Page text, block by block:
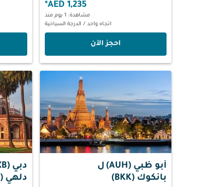
1,235 AED
*
مشاهدة: 1 يوم منذ
اتجاه واحد / الدرجة السياحية
‫احجز الآن‬
أبو ظبي (AUH)
ل
بانكوك (BKK)
دبي (DXB)
دلهي (DEL)